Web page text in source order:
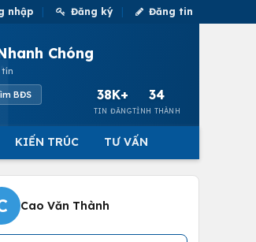
nhập Đăng ký Đăng tin
Chóng
tín
BĐS 38K+
TIN ĐĂNG
34
TỈNH THÀNH
KIẾN TRÚC TƯ VẤN
Cao Văn Thành